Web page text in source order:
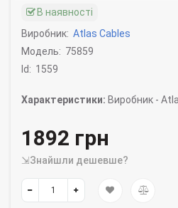
В наявності
Виробник: Atlas Cables
Модель: 75859
Id: 1559
Характеристики: Виробник -
1892 грн
⇲Знайшли дешевше?